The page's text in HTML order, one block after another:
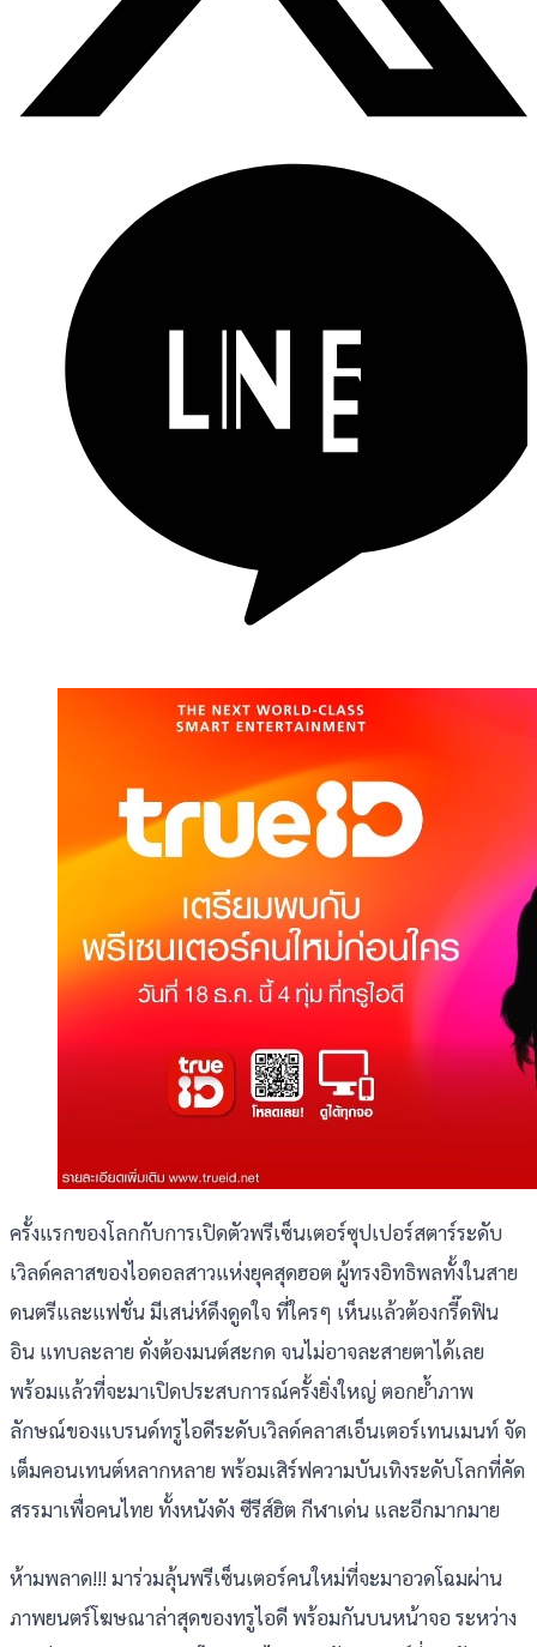
ครั้งแรกของโลกกับการเปิดตัวพรีเซ็นเตอร์ซุปเปอร์สตาร์ระดับ
เวิลด์คลาสของไอดอลสาวแห่งยุคสุดฮอต ผู้ทรงอิทธิพลทั้งในสาย
ดนตรีและแฟชั่น มีเสน่ห์ดึงดูดใจ ที่ใครๆ เห็นแล้วต้องกรี๊ดฟิน
อิน แทบละลาย ดั่งต้องมนต์สะกด จนไม่อาจละสายตาได้เลย
พร้อมแล้วที่จะมาเปิดประสบการณ์ครั้งยิ่งใหญ่ ตอกย้ำภาพ
ลักษณ์ของแบรนด์ทรูไอดีระดับเวิลด์คลาสเอ็นเตอร์เทนเมนท์ จัด
เต็มคอนเทนต์หลากหลาย พร้อมเสิร์ฟความบันเทิงระดับโลกที่คัด
สรรมาเพื่อคนไทย ทั้งหนังดัง ซีรีส์ฮิต กีฬาเด่น และอีกมากมาย
ห้ามพลาด!!! มาร่วมลุ้นพรีเซ็นเตอร์คนใหม่ที่จะมาอวดโฉมผ่าน
ภาพยนตร์โฆษณาล่าสุดของทรูไอดี พร้อมกันบนหน้าจอ ระหว่าง